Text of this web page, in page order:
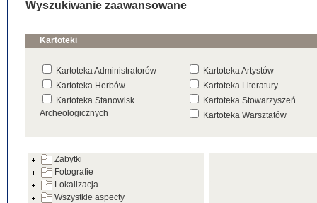
Wyszukiwanie zaawansowane
Kartoteki
Kartoteka Administratorów
Kartoteka Artystów
Kartoteka Herbów
Kartoteka Literatury
Kartoteka Stanowisk
Archeologicznych
Kartoteka Stowarzyszeń
Kartoteka Warsztatów
Zabytki
Fotografie
Lokalizacja
Wszystkie aspecty